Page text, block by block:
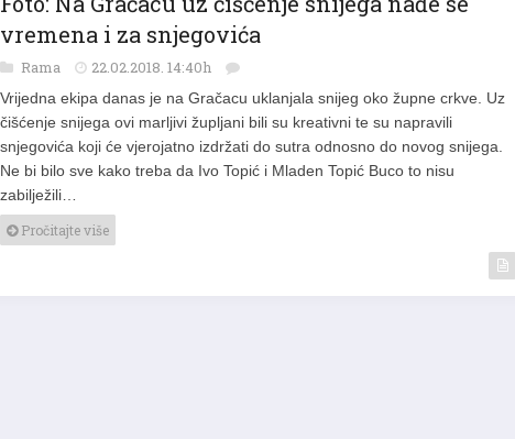
Foto: Na Gračacu uz čišćenje snijega nađe se
vremena i za snjegovića
Rama 22.02.2018. 14:40h
Vrijedna ekipa danas je na Gračacu uklanjala snijeg oko župne crkve. Uz
čišćenje snijega ovi marljivi župljani bili su kreativni te su napravili
snjegovića koji će vjerojatno izdržati do sutra odnosno do novog snijega.
Ne bi bilo sve kako treba da Ivo Topić i Mladen Topić Buco to nisu
zabilježili…
Pročitajte više